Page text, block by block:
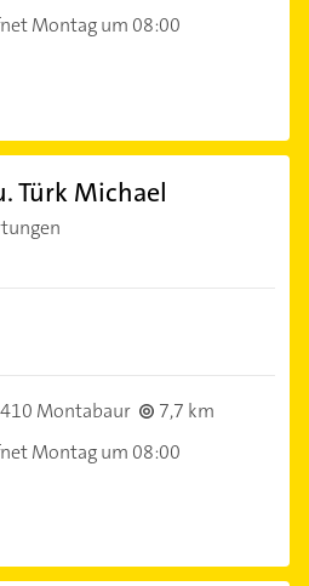
Montag um 08:00
Türk Michael
Montabaur
7,7 km
Montag um 08:00